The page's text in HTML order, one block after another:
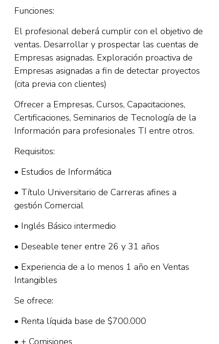
Funciones:
El profesional deberá cumplir con el objetivo de
ventas. Desarrollar y prospectar las cuentas de
Empresas asignadas. Exploración proactiva de
Empresas asignadas a fin de detectar proyectos
(cita previa con clientes)
Ofrecer a Empresas, Cursos, Capacitaciones,
Certificaciones, Seminarios de Tecnología de la
Información para profesionales TI entre otros.
Requisitos:
• Estudios de Informática
• Título Universitario de Carreras afines a
gestión Comercial
• Inglés Básico intermedio
• Deseable tener entre 26 y 31 años
• Experiencia de a lo menos 1 año en Ventas
Intangibles
Se ofrece:
• Renta líquida base de $700.000
• + Comisiones